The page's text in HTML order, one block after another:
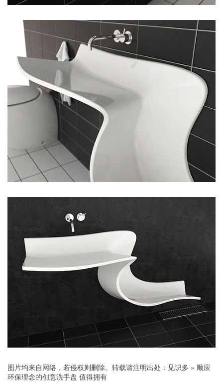
图片均来自网络，若侵权则删除。转载请注明出处： 见识多 » 顺应
环保理念的创意洗手盘 值得拥有